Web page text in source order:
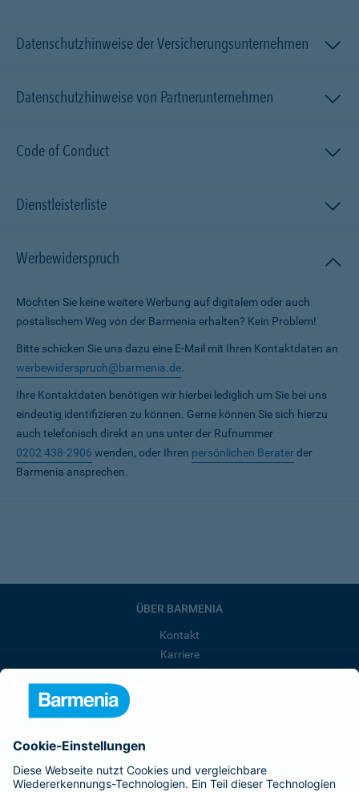
Datenschutzhinweise der Versicherungsunternehmen
Datenschutzhinweise von Partnerunternehmen
Code of Conduct
Dienstleisterliste
Werbewiderspruch
Möchten Sie keine weitere Werbung auf digitalem oder auch
postalischem Weg von der Barmenia erhalten? Kein Problem!
Bitte schicken Sie uns dazu eine E-Mail mit Ihren Kontaktdaten an
werbewiderspruch@barmenia.de.
Ihre Kontaktdaten benötigen wir hierbei lediglich um Sie bei uns
eindeutig identifizieren zu können. Gerne können Sie sich hierzu
auch telefonisch direkt an uns unter der Rufnummer
0202 438-2906 wenden, oder Ihren persönlichen Beraterder
Barmenia ansprechen.
ÜBER BARMENIA
Kontakt
Karriere
Barmenia ist Teil der BarmeniaGothaer
BELIEBTE SEITEN